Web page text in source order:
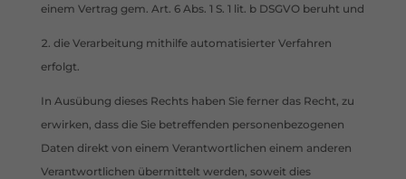
einem Vertrag gem. Art. 6 Abs. 1 S. 1 lit. b DSGVO beruht und
die Verarbeitung mithilfe automatisierter Verfahren
erfolgt.
In Ausübung dieses Rechts haben Sie ferner das Recht, zu
erwirken, dass die Sie betreffenden personenbezogenen
Daten direkt von einem Verantwortlichen einem anderen
Verantwortlichen übermittelt werden, soweit dies